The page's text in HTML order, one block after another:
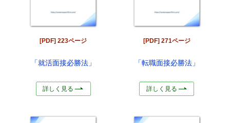
[PDF] 223ページ
「就活面接必勝法」
詳しく見る
[PDF] 271ページ
「転職面接必勝法」
詳しく見る